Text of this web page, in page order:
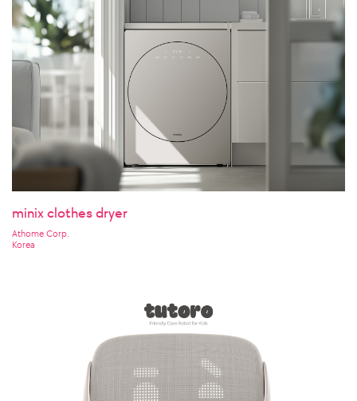
minix clothes dryer
Athome Corp.
Korea